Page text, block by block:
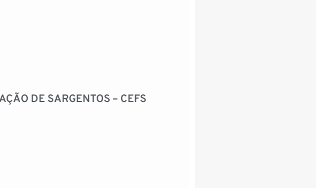
DE SARGENTOS – CEFS